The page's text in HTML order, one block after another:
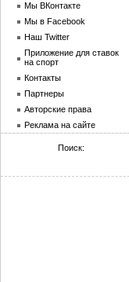
Мы ВКонтакте
Мы в Facebook
Наш Twitter
Приложение для ставок
на спорт
Контакты
Партнеры
Авторские права
Реклама на сайте
Поиск: